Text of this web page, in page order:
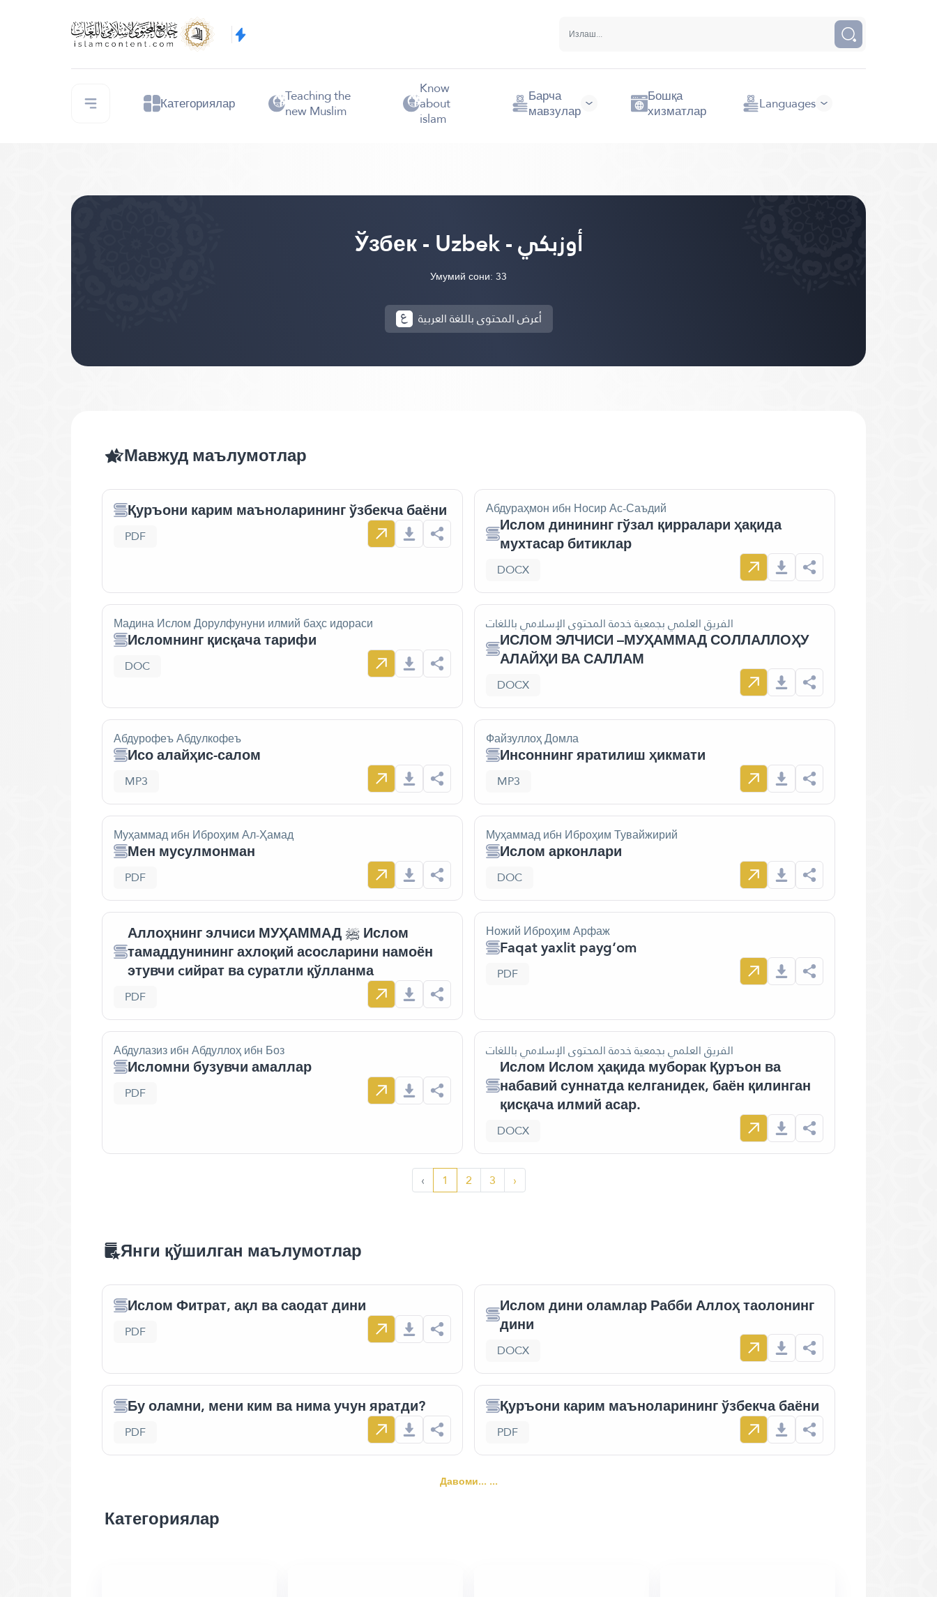
Категориялар Teaching the
new Muslim
Know
about
islam
Барча
мавзулар
Бошқа
хизматлар Languages
Ўзбек - Uzbek - أوزبكي
Умумий сони: 33
أعرض المحتوى باللغة العربية
Мавжуд маълумотлар
Қуръони карим маъноларининг ўзбекча баёни
PDF
Абдураҳмон ибн Носир Ас-Саъдий
Ислом динининг гўзал қирралари ҳақида
мухтасар битиклар
DOCX
Мадина Ислом Дорулфунуни илмий баҳс идораси
Исломнинг қисқача тарифи
DOC
الفريق العلمي بجمعية خدمة المحتوى الإسلامي باللغات
ИСЛОМ ЭЛЧИСИ –МУҲАММАД СОЛЛАЛЛОҲУ
АЛАЙҲИ ВА САЛЛАМ
DOCX
Абдурофеъ Абдулкофеъ
Исо алайҳис-салом
MP3
Файзуллоҳ Домла
Инсоннинг яратилиш ҳикмати
MP3
Муҳаммад ибн Иброҳим Ал-Ҳамад
Мен мусулмонман
PDF
Муҳаммад ибн Иброҳим Тувайжирий
Ислом арконлари
DOC
Аллоҳнинг элчиси МУҲАММАД ﷺ Ислом
тамаддунининг ахлоқий асосларини намоён
этувчи cийрат ва суратли қўлланма
PDF
Ножий Иброҳим Арфаж
Faqat yaxlit payg‘om
PDF
Абдулазиз ибн Абдуллоҳ ибн Боз
Исломни бузувчи амаллар
PDF
الفريق العلمي بجمعية خدمة المحتوى الإسلامي باللغات
Ислом Ислом ҳақида муборак Қуръон ва
набавий суннатда келганидек, баён қилинган
қисқача илмий асар.
DOCX
‹ 1 2 3 ›
Янги қўшилган маълумотлар
Ислом Фитрат, ақл ва саодат дини
PDF
Ислом дини оламлар Рабби Аллоҳ таолонинг
дини
DOCX
Бу оламни, мени ким ва нима учун яратди?
PDF
Қуръони карим маъноларининг ўзбекча баёни
PDF
Давоми... ...
Категориялар